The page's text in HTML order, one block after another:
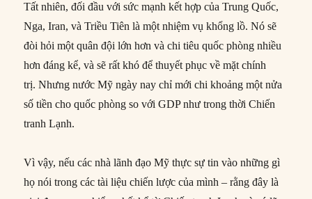
Tất nhiên, đối đầu với sức mạnh kết hợp của Trung Quốc,
Nga, Iran, và Triều Tiên là một nhiệm vụ khổng lồ. Nó sẽ
đòi hỏi một quân đội lớn hơn và chi tiêu quốc phòng nhiều
hơn đáng kể, và sẽ rất khó để thuyết phục về mặt chính
trị. Nhưng nước Mỹ ngày nay chỉ mới chi khoảng một nửa
số tiền cho quốc phòng so với GDP như trong thời Chiến
tranh Lạnh.
Vì vậy, nếu các nhà lãnh đạo Mỹ thực sự tin vào những gì
họ nói trong các tài liệu chiến lược của mình – rằng đây là